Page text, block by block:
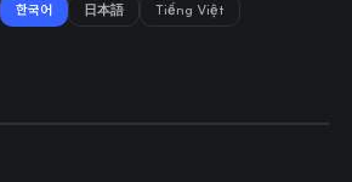
한국어 日本語 Tiếng Việt